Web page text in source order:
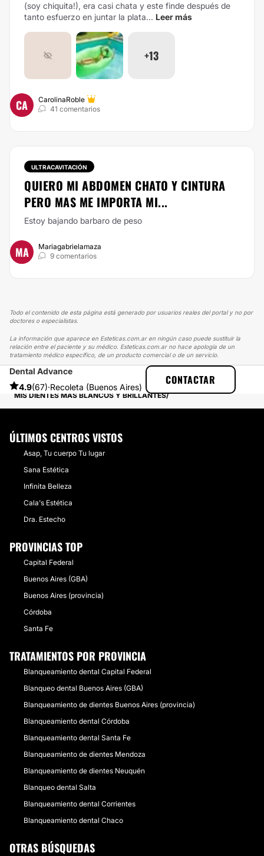
(soy chiquita!), era casi chata y este finde después de
tanto esfuerzo en juntar la plata... Leer más
+13
CA
CarolinaRoble
41 comentarios
ULTRACAVITACIÓN
QUIERO MI ABDOMEN CHATO Y CINTURA
PERO MAS ME IMPORTA MI...
Estoy bajando barbaro de peso
MA
Mariagabrielamaza
9 comentarios
Todo el contenido de esta página está generado por usuarios reales del portal y no por
doctores o especialistas.
La información que aparece en Esteticas.com.ar en ningún caso puede sustituir la
relación entre el paciente y su médico. Esteticas.com.ar no hace apología de un
tratamiento médico específico, de un producto comercial o de un servicio.
Dental Advance
4.9(67)·Recoleta (Buenos Aires)
CONTACTAR
ESTETICAS
EXPERIENCIAS
EXPERIENCIAS SOBRE BLANQUEAMIENTO DENTAL
MIS DIENTES MÁS BLANCOS Y BRILLANTES
ÚLTIMOS CENTROS VISTOS
Asap, Tu cuerpo Tu lugar
Sana Estética
Infinita Belleza
Cala's Estética
Dra. Estecho
PROVINCIAS TOP
Capital Federal
Buenos Aires (GBA)
Buenos Aires (provincia)
Córdoba
Santa Fe
TRATAMIENTOS POR PROVINCIA
Blanqueamiento dental Capital Federal
Blanqueo dental Buenos Aires (GBA)
Blanqueamiento de dientes Buenos Aires (provincia)
Blanqueamiento dental Córdoba
Blanqueamiento dental Santa Fe
Blanqueamiento de dientes Mendoza
Blanqueamiento de dientes Neuquén
Blanqueo dental Salta
Blanqueamiento dental Corrientes
Blanqueamiento dental Chaco
OTRAS BÚSQUEDAS